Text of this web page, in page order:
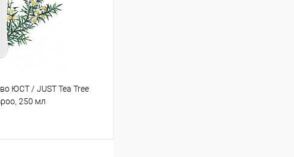
В наличии
ЮСТ / JUST Tea Tree
250 мл